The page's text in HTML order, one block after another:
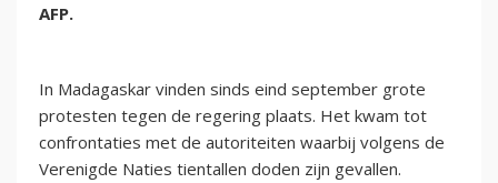
AFP.
In Madagaskar vinden sinds eind september grote
protesten tegen de regering plaats. Het kwam tot
confrontaties met de autoriteiten waarbij volgens de
Verenigde Naties tientallen doden zijn gevallen.